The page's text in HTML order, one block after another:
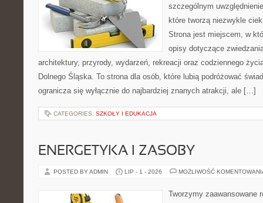
szczególnym
które tworzą niezwykle
Strona jest miejscem, w
opisy dotyczące
architektury, przyrody, wydarzeń, rekreacji oraz codziennego
Dolnego Śląska. To strona dla osób, które lubią podróżować
ogranicza się wyłącznie do najbardziej znanych atrakcji, ale […]
CATEGORIES: SZKOŁY I EDUKACJA
ENERGETYKA I ZASOBY
POSTED BY ADMIN LIP - 1 - 2026 MOŻLIWOŚĆ
Tworzymy zaawansowane